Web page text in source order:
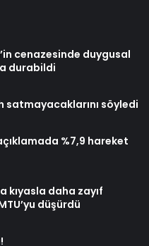
cenazesinde duygusal
durabildi
satmayacaklarını söyledi
%7,9 hareket
kıyasla daha zayıf
düşürdü